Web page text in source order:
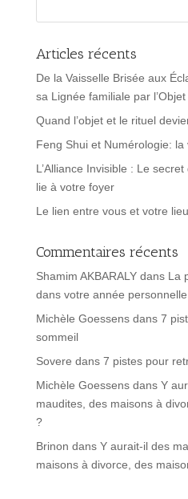
Articles récents
De la Vaisselle Brisée aux
sa Lignée familiale par l’Objet
Quand l’objet et le rituel
Feng Shui et Numérologie:
L’Alliance Invisible : Le
lie à votre foyer
Le lien entre vous et votre
Commentaires récents
Shamim AKBARALYdans La
dans votre année personnelle
Michèle Goessensdans 7
sommeil
Sovere dans 7 pistes pour
Michèle Goessensdans Y
maudites, des maisons à
?
Brinon dans Y aurait-il des
maisons à divorce, des